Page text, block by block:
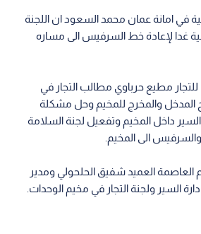
في امانة عمان محمد السعود ان اللجنة
غدا لإعادة خط السرفيس الى مساره
مطيع حرباوي مطالب التجار في
المدخل والمخرج للمخيم وحل مشكلة
السير داخل المخيم وتفعيل لجنة السلامة
الى المخيم.
العاصمة العميد شفيق الحلحولي ومدير
السير ولجنة التجار في مخيم الوحدات.